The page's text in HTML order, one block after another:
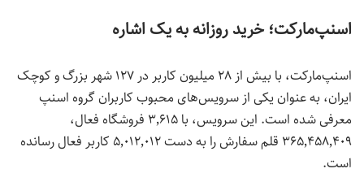
اسنپ‌مارکت؛ خرید روزانه به یک اشاره
اسنپ‌مارکت، با بیش از ۲۸ میلیون کاربر در ۱۲۷ شهر بزرگ و کوچک
ایران، به عنوان یکی از سرویس‌های محبوب کاربران گروه اسنپ
معرفی شده است. این سرویس، با ۳٬۶۱۵ فروشگاه فعال،
۳۶۵٬۴۵۸٬۴۰۹ قلم سفارش را به دست ۵٬۰۱۲٬۰۱۲ کاربر فعال رسانده
است.